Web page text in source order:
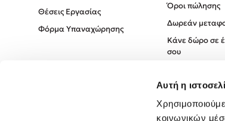
Αυτή η
κοινωνικών
Θέσεις Εργασίας
Φόρμα Υπαναχώρησης
Όροι πώλησης
Δωρεάν
Κάνε δώρο σε
σου
Πολιτική
Όροι χρήσης